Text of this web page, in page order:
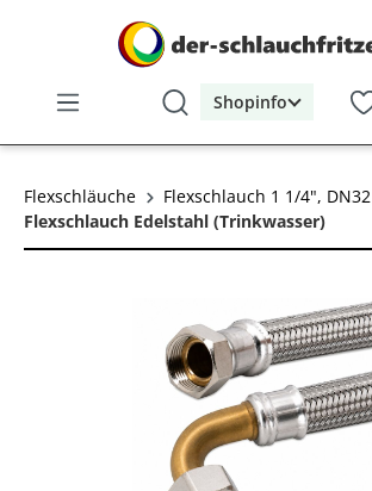
Shopinfo
Flexschläuche
Flexschlauch 1 1/4", DN32
Flexschlauch Edelstahl (Trinkwasser)